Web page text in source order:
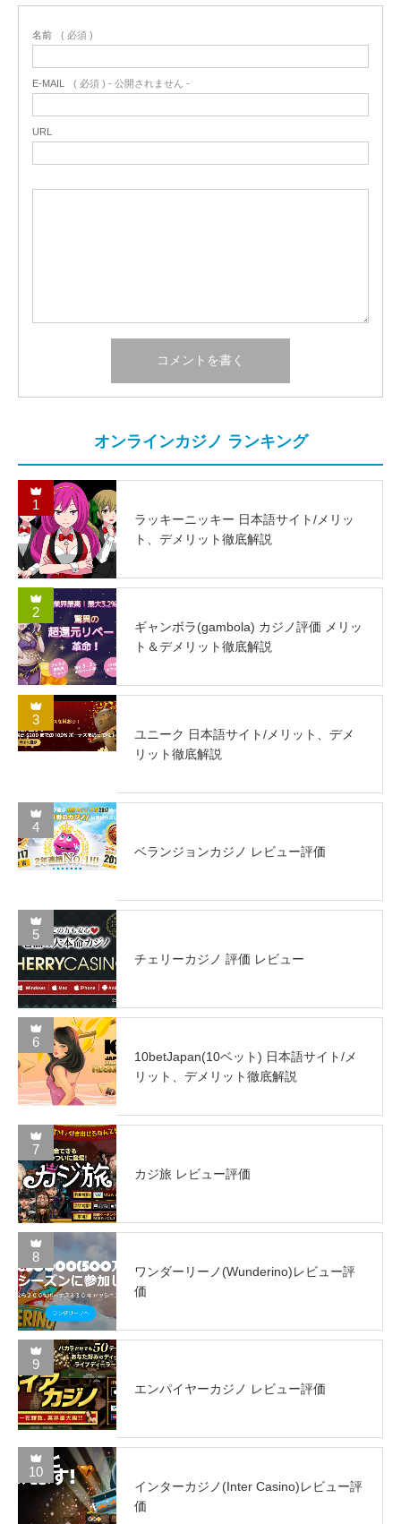
名前 ( 必須 )
E-MAIL ( 必須 ) - 公開されません -
URL
オンラインカジノ ランキング
1
ラッキーニッキー 日本語サイト/メリッ
ト、デメリット徹底解説
2
ギャンボラ(gambola) カジノ評価 メリッ
ト＆デメリット徹底解説
3
ユニーク 日本語サイト/メリット、デメ
リット徹底解説
4
ベランジョンカジノ レビュー評価
5
チェリーカジノ 評価 レビュー
6
10betJapan(10ベット) 日本語サイト/メ
リット、デメリット徹底解説
7
カジ旅 レビュー評価
8
ワンダーリーノ(Wunderino)レビュー評
価
9
エンパイヤーカジノ レビュー評価
10
インターカジノ(Inter Casino)レビュー評
価